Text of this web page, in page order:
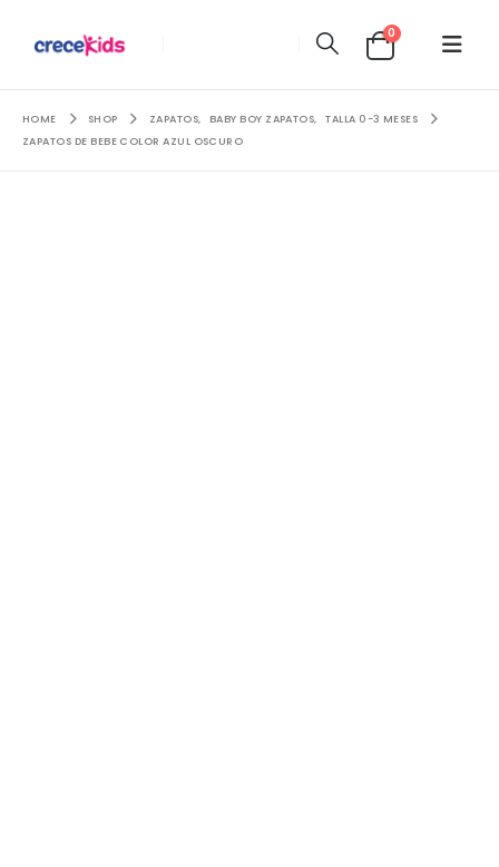
0
HOME SHOP ZAPATOS, BABY BOY ZAPATOS,
TALLA 0-3 MESES
ZAPATOS DE BEBE COLOR AZUL OSCURO